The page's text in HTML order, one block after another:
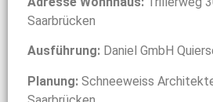
Saarbrücken
Ausführung: Daniel GmbH
Planung: Schneeweiss